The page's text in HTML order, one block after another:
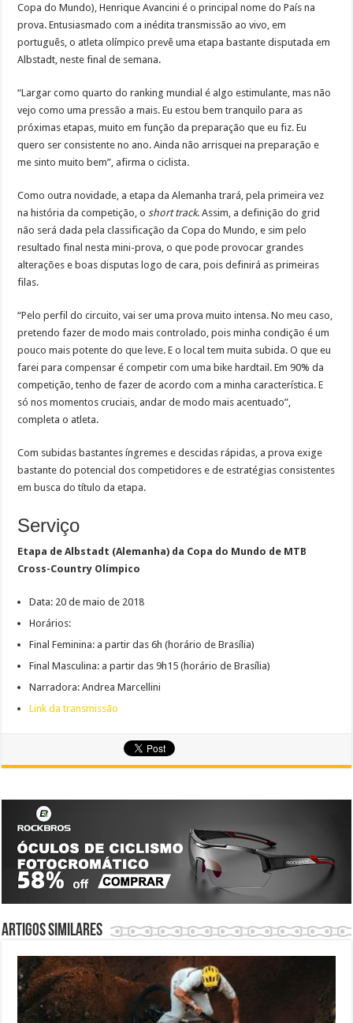
Copa do Mundo), Henrique Avancini é o principal nome do País na
prova. Entusiasmado com a inédita transmissão ao vivo, em
português, o atleta olímpico prevê uma etapa bastante disputada em
Albstadt, neste final de semana.
“Largar como quarto do ranking mundial é algo estimulante, mas não
vejo como uma pressão a mais. Eu estou bem tranquilo para as
próximas etapas, muito em função da preparação que eu fiz. Eu
quero ser consistente no ano. Ainda não arrisquei na preparação e
me sinto muito bem”, afirma o ciclista.
Como outra novidade, a etapa da Alemanha trará, pela primeira vez
na história da competição, o short track. Assim, a definição do grid
não será dada pela classificação da Copa do Mundo, e sim pelo
resultado final nesta mini-prova, o que pode provocar grandes
alterações e boas disputas logo de cara, pois definirá as primeiras
filas.
“Pelo perfil do circuito, vai ser uma prova muito intensa. No meu caso,
pretendo fazer de modo mais controlado, pois minha condição é um
pouco mais potente do que leve. E o local tem muita subida. O que eu
farei para compensar é competir com uma bike hardtail. Em 90% da
competição, tenho de fazer de acordo com a minha característica. E
só nos momentos cruciais, andar de modo mais acentuado”,
completa o atleta.
Com subidas bastantes íngremes e descidas rápidas, a prova exige
bastante do potencial dos competidores e de estratégias consistentes
em busca do título da etapa.
Serviço
Etapa de Albstadt (Alemanha) da Copa do Mundo de MTB
Cross-Country Olímpico
Data: 20 de maio de 2018
Horários:
Final Feminina: a partir das 6h (horário de Brasília)
Final Masculina: a partir das 9h15 (horário de Brasília)
Narradora: Andrea Marcellini
Link da transmissão
Artigos similares